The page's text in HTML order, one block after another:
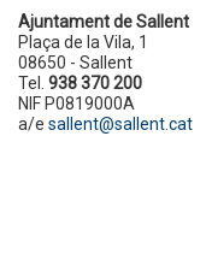
Ajuntament de Sallent
Plaça de la Vila, 1
08650 - Sallent
Tel. 938 370 200
NIF P0819000A
a/e sallent@sallent.cat